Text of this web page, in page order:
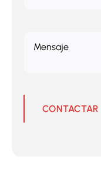
CONTACTAR